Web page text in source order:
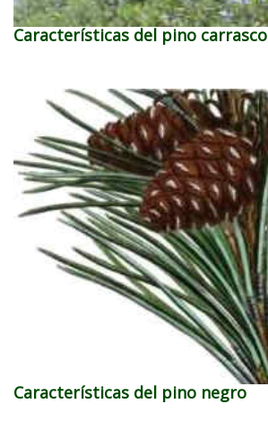
Características del pino carrasco
Características del pino negro